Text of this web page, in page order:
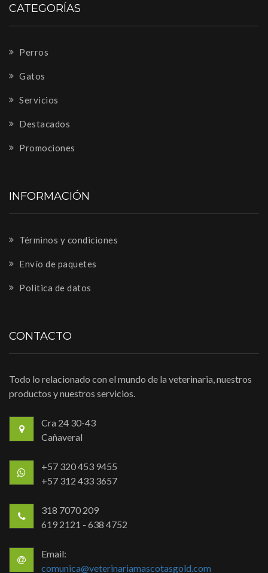
CATEGORÍAS
Perros
Gatos
Servicios
Destacados
Promociones
INFORMACIÓN
Términos y condiciones
Envío de paquetes
Politica de datos
CONTACTO
Todo lo relacionado con el mundo de la veterinaria, nuestros
productos y nuestros servicios.
Cra 24 30-43
Cañaveral
+57 320 453 9455
+57 312 433 3657
318 7070 209
619 2121 - 638 4752
Email:
comunica@veterinariamascotasgold.com